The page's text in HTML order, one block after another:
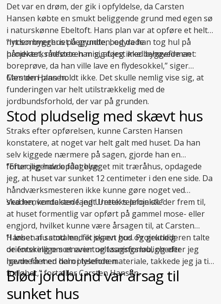
Det var en drøm, der gik i opfyldelse, da Carsten
Hansen købte en smukt beliggende grund med egen sø
i naturskønne Ebeltoft. Hans plan var at opføre et helt
nyt sommerhus på grunden, og da han tog hul på
projektet, rådførte han sig først med byggefirmaet:
”Inden byggeriet begyndte, bedyrede
håndværksmesteren mig, at jeg ikke behøvede en
boreprøve, da han ville lave en flydesokkel,” siger
Carsten Hansen.
Men den plan holdt ikke. Det skulle nemlig vise sig, at
funderingen var helt utilstrækkelig med de
jordbundsforhold, der var på grunden.
Stod pludselig med skævt hus
Straks efter opførelsen, kunne Carsten Hansen
konstatere, at noget var helt galt med huset. Da han
selv kiggede nærmere på sagen, gjorde han en
foruroligende opdagelse:
”Efter jeg havde fået bygget mit træråhus, opdagede
jeg, at huset var sunket 12 centimeter i den ene side. Da
håndværksmesteren ikke kunne gøre noget ved
skaden, kontaktede jeg Uretek telefonisk.”
Ved henvendelsen fandt Ureteks projektleder frem til,
at huset formentlig var opført på gammel mose- eller
engjord, hvilket kunne være årsagen til, at Carsten
Hansen nu stod med et skævt hus. Projektlederen talte
de forskellige scenarier og løsningsmuligheder
igennem med ham i telefonen.
”I løbet af samtalen, fik jeg en god og grundig
orientering om et eventuelt sagsforløb, og efter jeg
havde fået en del oplysende materiale, takkede jeg ja til
forløbet,” fortæller Carsten Hansen.
Blød jordbund var årsag til
sunket hus